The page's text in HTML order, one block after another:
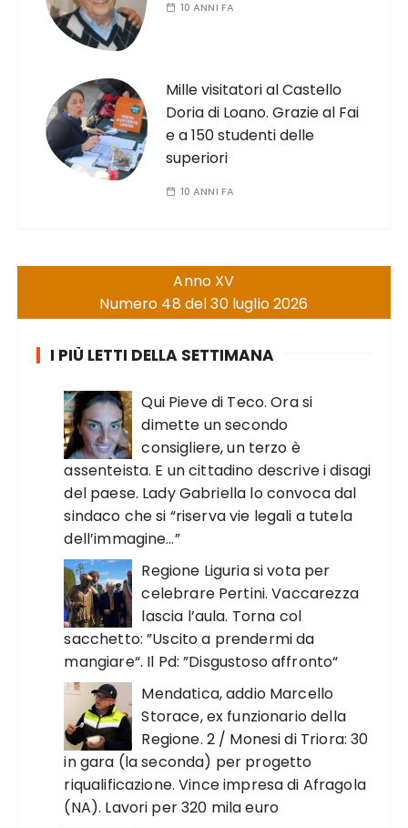
10 ANNI FA
Mille visitatori al Castello
Doria di Loano. Grazie al Fai
e a 150 studenti delle
superiori
10 ANNI FA
Anno XV
Numero 48 del 30 luglio 2026
I PIÙ LETTI DELLA SETTIMANA
Qui Pieve di Teco. Ora si
dimette un secondo
consigliere, un terzo è
assenteista. E un cittadino descrive i disagi
del paese. Lady Gabriella lo convoca dal
sindaco che si “riserva vie legali a tutela
dell’immagine…”
Regione Liguria si vota per
celebrare Pertini. Vaccarezza
lascia l’aula. Torna col
sacchetto: ”Uscito a prendermi da
mangiare“. Il Pd: ”Disgustoso affronto“
Mendatica, addio Marcello
Storace, ex funzionario della
Regione. 2 / Monesi di Triora: 30
in gara (la seconda) per progetto
riqualificazione. Vince impresa di Afragola
(NA). Lavori per 320 mila euro